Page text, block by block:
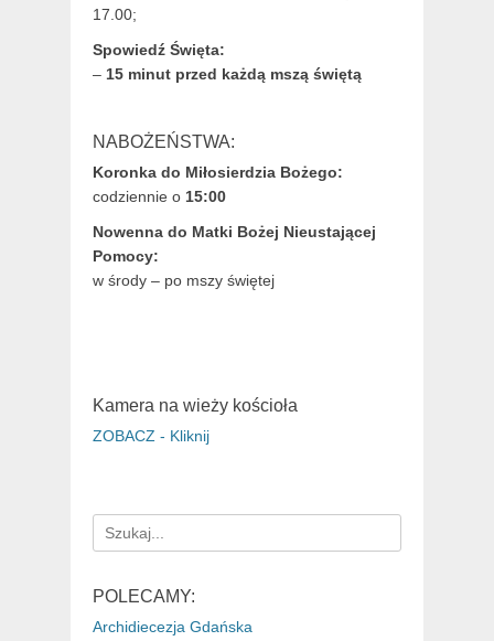
17.00;
Spowiedź Święta:
– 15 minut przed każdą mszą świętą
NABOŻEŃSTWA:
Koronka do Miłosierdzia Bożego:
codziennie o 15:00
Nowenna do Matki Bożej Nieustającej
Pomocy:
w środy – po mszy świętej
Kamera na wieży kościoła
ZOBACZ - Kliknij
Search
for:
POLECAMY:
Archidiecezja Gdańska